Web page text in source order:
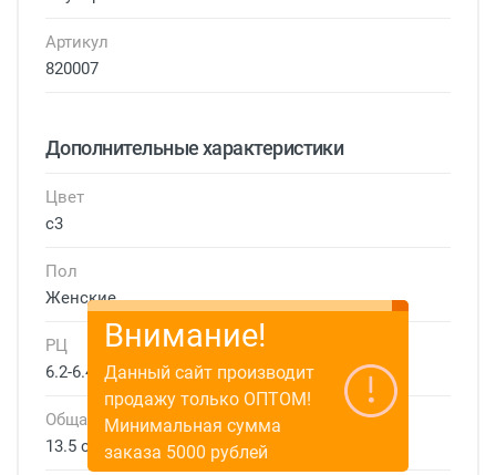
Артикул
820007
Дополнительные характеристики
Цвет
с3
Пол
Женские
РЦ
6.2-6.4 см
Общая ширина
13.5 см
Внимание!
Данный сайт производит
продажу только ОПТОМ!
Минимальная сумма
заказа 5000 рублей